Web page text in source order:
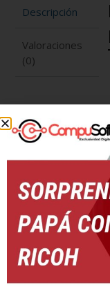
Descripción
Valoraciones
(0)